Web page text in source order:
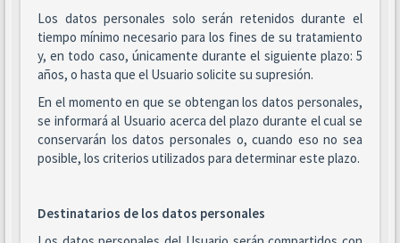
Los datos personales solo serán retenidos durante el
tiempo mínimo necesario para los fines de su tratamiento
y, en todo caso, únicamente durante el siguiente plazo: 5
años, o hasta que el Usuario solicite su supresión.
En el momento en que se obtengan los datos personales,
se informará al Usuario acerca del plazo durante el cual se
conservarán los datos personales o, cuando eso no sea
posible, los criterios utilizados para determinar este plazo.
Destinatarios de los datos personales